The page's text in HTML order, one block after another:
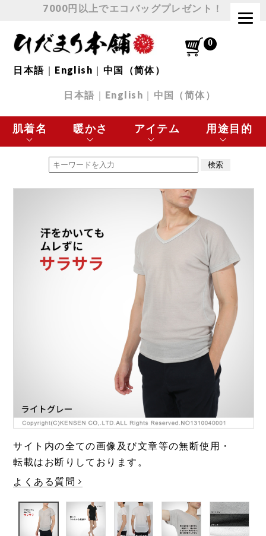
7000円以上でエコバッグプレゼント！
日本語 ｜ English ｜ 中国（简体）
日本語 ｜ English ｜ 中国（简体）
肌着名
エベレスト
プレミアムウェーブ
極・頂
暖かさ
最高に暖かい
暖かい
涼しい
アイテム
肌着 トップス
下着
靴下
用途目的
極寒の環境に最適
日常使いに最適
温活・ヘルスケア
サイト内の全ての画像及び文章等の無断使用・
転載はお断りしております。
よくある質問